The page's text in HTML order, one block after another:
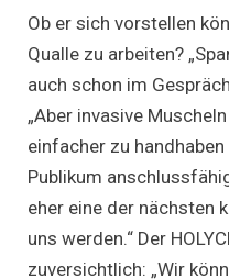
Ob er sich vorstellen
Qualle zu arbeiten?
auch schon im
„Aber invasive
einfacher zu
Publikum
eher eine der nächsten
uns werden.“ Der
zuversichtlich: „Wir